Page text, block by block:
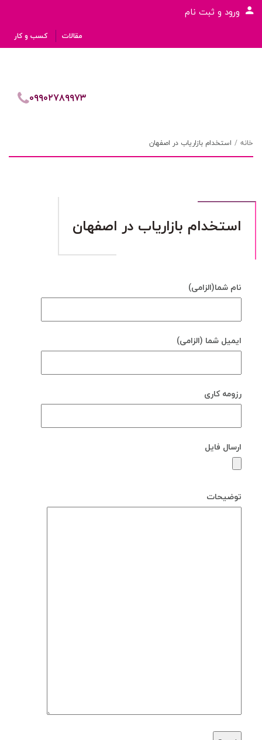
ورود و ثبت نام
مقالات کسب و کار
۰۹۹۰۲۷۸۹۹۷۳
خانه استخدام بازاریاب در اصفهان
استخدام بازاریاب در اصفهان
نام شما(الزامی)
ايميل شما (الزامی)
رزومه کاری
ارسال فایل
توضیحات